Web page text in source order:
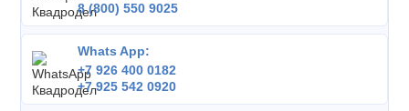
8 (800) 550 9025
Whats App:
+7 926 400 0182
+7 925 542 0920